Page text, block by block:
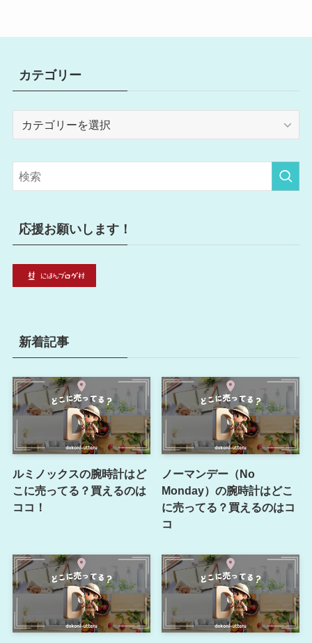
カテゴリー
リ
ー
応援お願いします！
新着記事
ルミノックスの腕時計はど
こに売ってる？買えるのは
ココ！
ノーマンデー（No
Monday）の腕時計はどこ
に売ってる？買えるのはコ
コ